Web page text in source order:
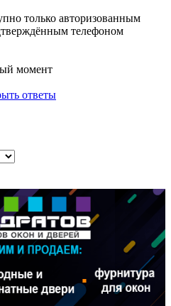
только авторизованным
телефоном
момент
ответы